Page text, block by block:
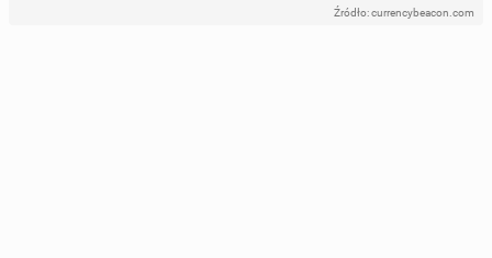
Źródło: currencybeacon.com